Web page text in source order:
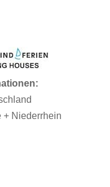
+ Niederrhein